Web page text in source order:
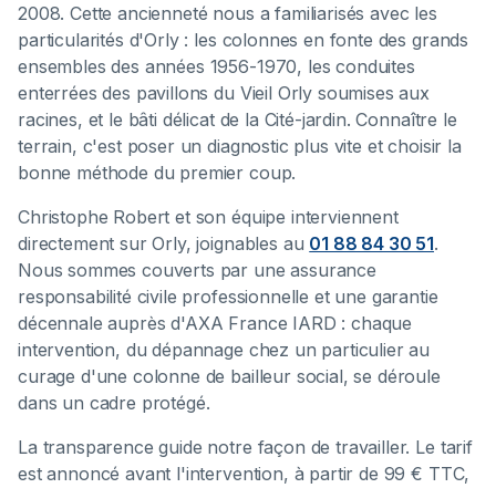
2008. Cette ancienneté nous a familiarisés avec les
particularités d'Orly : les colonnes en fonte des grands
ensembles des années 1956-1970, les conduites
enterrées des pavillons du Vieil Orly soumises aux
racines, et le bâti délicat de la Cité-jardin. Connaître le
terrain, c'est poser un diagnostic plus vite et choisir la
bonne méthode du premier coup.
Christophe Robert et son équipe interviennent
directement sur Orly, joignables au 01 88 84 30 51.
Nous sommes couverts par une assurance
responsabilité civile professionnelle et une garantie
décennale auprès d'AXA France IARD : chaque
intervention, du dépannage chez un particulier au
curage d'une colonne de bailleur social, se déroule
dans un cadre protégé.
La transparence guide notre façon de travailler. Le tarif
est annoncé avant l'intervention, à partir de 99 € TTC,